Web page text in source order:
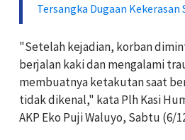
Tersangka Dugaan Kekerasan
"Setelah kejadian, korban
berjalan kaki dan mengalami
membuatnya ketakutan saat
tidak dikenal," kata Plh Kasi
AKP Eko Puji Waluyo, Sabtu (6/